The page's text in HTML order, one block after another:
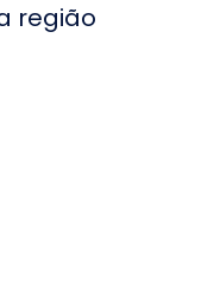
região